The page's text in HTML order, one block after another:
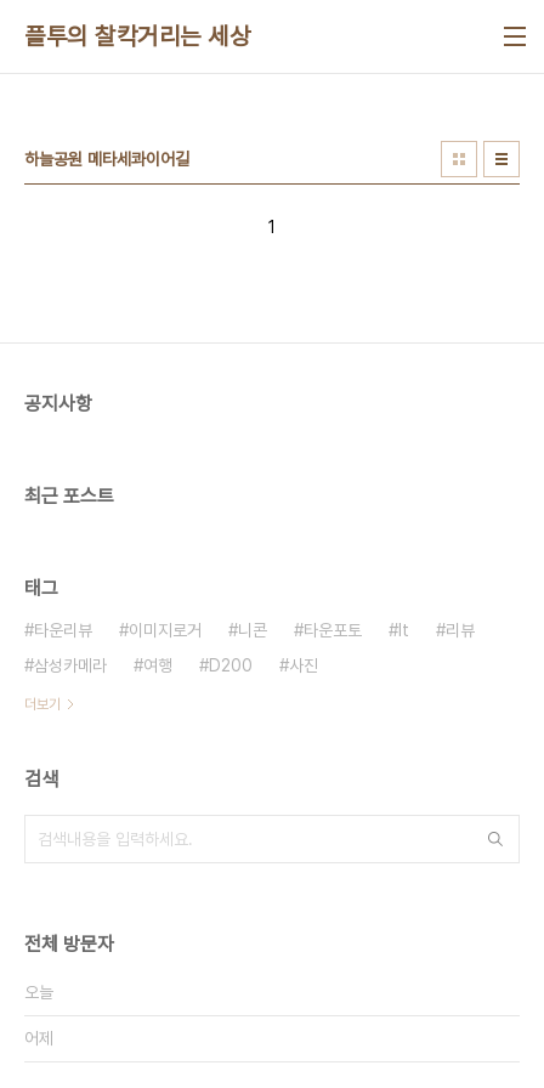
플투의 찰칵거리는 세상
하늘공원 메타세콰이어길
1
공지사항
최근 포스트
태그
타운리뷰 이미지로거 니콘 타운포토 It
리뷰
삼성카메라
여행 D200 사진
더보기
검색
전체 방문자
오늘
어제